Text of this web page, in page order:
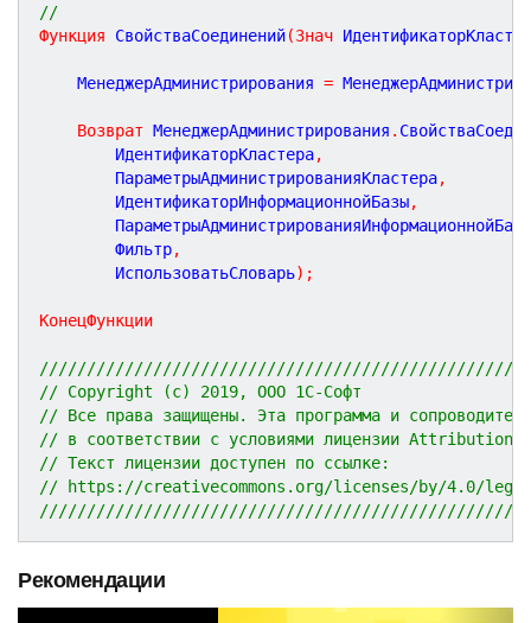
//
Функция
СвойстваСоединений(Знач
	МенеджерАдминистрирования
=
Возврат МенеджерАдминистрирования .
		ИдентификаторКластера
,
		ПараметрыАдминистрированияКластера
,
		ИдентификаторИнформационнойБазы
,
		ПараметрыАдминистрированияИнформационнойБазы
		Фильтр
,
		ИспользоватьСловарь
) ;
КонецФункции
// Copyright (c) 2019, ООО 1С-Софт
// Все права защищены. Эта программа и
// в соответствии с условиями лицензии
// Текст лицензии доступен по ссылке:
// https://creativecommons.org/licenses/by/4.0/
Рекомендации